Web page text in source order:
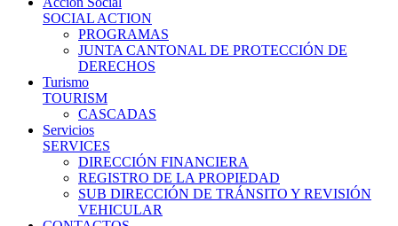
SOCIAL ACTION
PROGRAMAS
JUNTA CANTONAL DE PROTECCIÓN DE
DERECHOS
Turismo
TOURISM
CASCADAS
Servicios
SERVICES
DIRECCIÓN FINANCIERA
REGISTRO DE LA PROPIEDAD
SUB DIRECCIÓN DE TRÁNSITO Y REVISIÓN
VEHICULAR